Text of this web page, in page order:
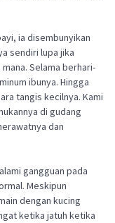
ia disembunyikan
sendiri lupa jika
Selama berhari-
ibunya. Hingga
tangis kecilnya. Kami
di gudang
dan
gangguan pada
Meskipun
dengan kucing
ketika jatuh ketika